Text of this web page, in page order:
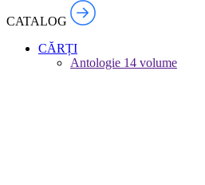
CATALOG
CĂRȚI
Antologie 14 volume